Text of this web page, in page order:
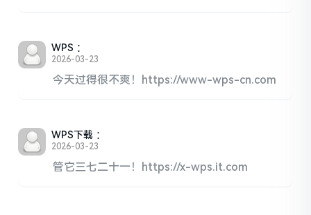
WPS ：
2026-03-23
今天过得很不爽！https://www-wps-cn.com
WPS下载 ：
2026-03-23
管它三七二十一！https://x-wps.it.com